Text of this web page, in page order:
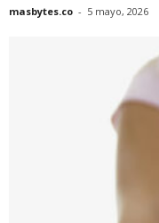
masbytes.co - 5 mayo, 2026